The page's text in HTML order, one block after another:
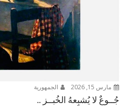
مارس 15, 2026 الجمهورية
جُــوعٌ لا يُشبِعهُ الخُبــز ..